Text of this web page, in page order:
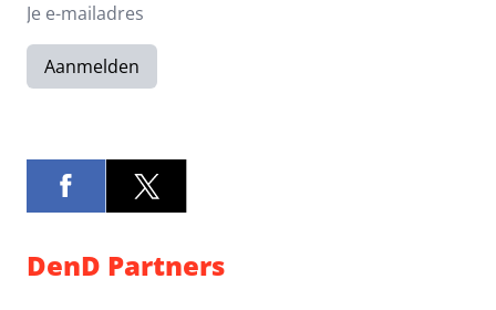
Aanmelden
DenD Partners